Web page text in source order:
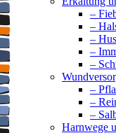
–
–
–
–
–
–
–
–
Harnwege